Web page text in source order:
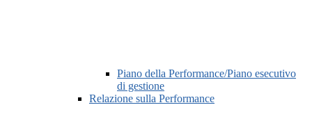
Piano della Performance/Piano esecutivo
di gestione
Relazione sulla Performance